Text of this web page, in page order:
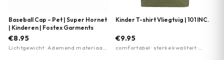
Baseball Cap – Pet | Super Hornet
| Kinderen | Fostex Garments
€8.95
Lichtgewicht · Ademend materiaal ·
Kinder T-shirt Vliegtuig | 101 INC.
€9.95
comfortabel · sterke kwaliteit ·